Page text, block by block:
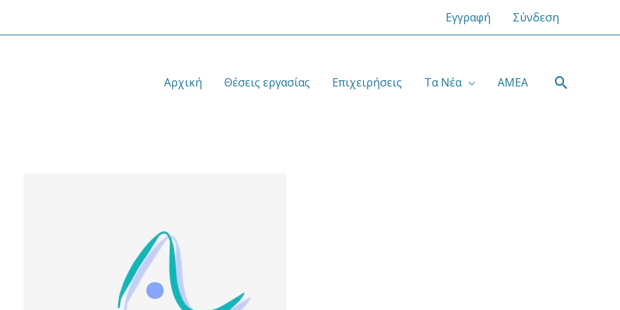
Εγγραφή Σύνδεση
Αρχική Θέσεις εργασίας Επιχειρήσεις Τα Νέα ΑΜΕΑ